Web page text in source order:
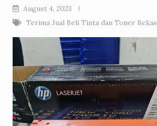
August 4, 2023
Terima Jual Beli Tinta dan Toner Bekas